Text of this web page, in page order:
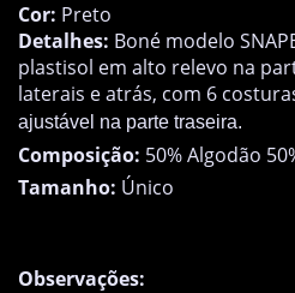
Cor: Preto
Detalhes: Boné modelo
plastisol em alto relevo na
laterais e atrás, com 6
ajustável na parte traseira.
Composição: 50% Algodão
Tamanho: Único
Observações: